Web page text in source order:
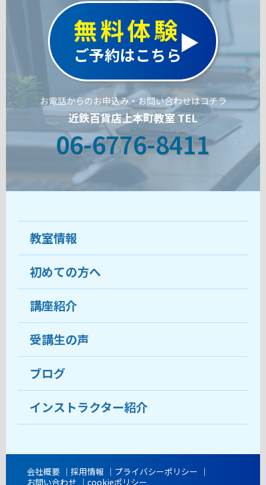
無料体験
ご予約はこちら
お電話からのお申込み・お問い合わせはコチラ
近鉄百貨店上本町教室 TEL
06-6776-8411
教室情報
教室について
受講生の声
おすすめ・人気の講座
目的から講座を探す
教室ブログ
初めての方へ
ココがおすすめ
料金
受講までの流れ
よくあるご質問
講座紹介
受講生の声
ブログ
インストラクター紹介
会社概要 採用情報
プライバシーポリシー
お問い合わせ
cookieポリシー